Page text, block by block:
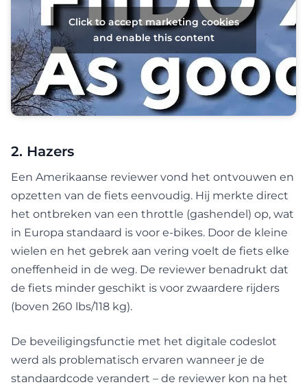
Click to accept marketing cookies
and enable this content
2. Hazers
Een Amerikaanse reviewer vond het ontvouwen en
opzetten van de fiets eenvoudig. Hij merkte direct
het ontbreken van een throttle (gashendel) op, wat
in Europa standaard is voor e-bikes. Door de kleine
wielen en het gebrek aan vering voelt de fiets elke
oneffenheid in de weg. De reviewer benadrukt dat
de fiets minder geschikt is voor zwaardere rijders
(boven 260 lbs/118 kg).
De beveiligingsfunctie met het digitale codeslot
werd als problematisch ervaren wanneer je de
standaardcode verandert – de reviewer kon na het